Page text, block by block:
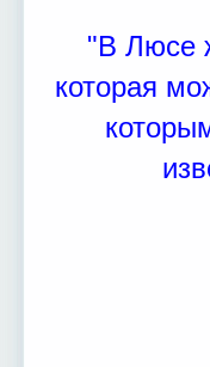
"В Люсе
которая